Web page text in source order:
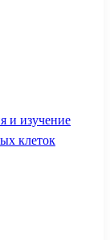
и изучение
клеток